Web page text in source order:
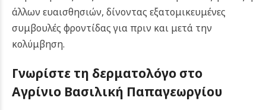
άλλων ευαισθησιών, δίνοντας εξατομικευμένες
συμβουλές φροντίδας για πριν και μετά την
κολύμβηση.
Γνωρίστε τη δερματολόγο στο
Αγρίνιο Βασιλική Παπαγεωργίου